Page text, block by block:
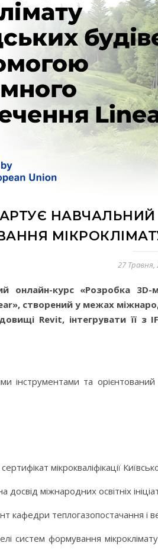
27 Травня,
онлайн-курс «Розробка
створений у межах
Revit, інтегрувати її
інструментами та
мікрокваліфікації
міжнародних освітніх
кафедри теплогазопостачання і
систем формування